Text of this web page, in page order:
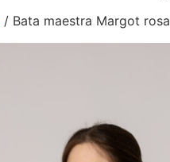
/ Bata maestra Margot rosa